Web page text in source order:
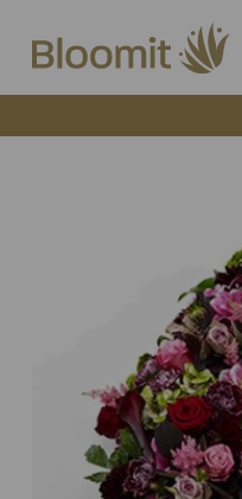
indhold